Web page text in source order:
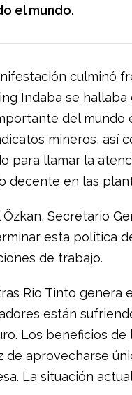
el mundo.
culminó
Indaba se
del mundo
mineros, así
para llamar la
decente en las
Özkan, Secretario
esta política
de trabajo.
Rio Tinto genera
están
Los beneficios
de aprovecharse
La situación